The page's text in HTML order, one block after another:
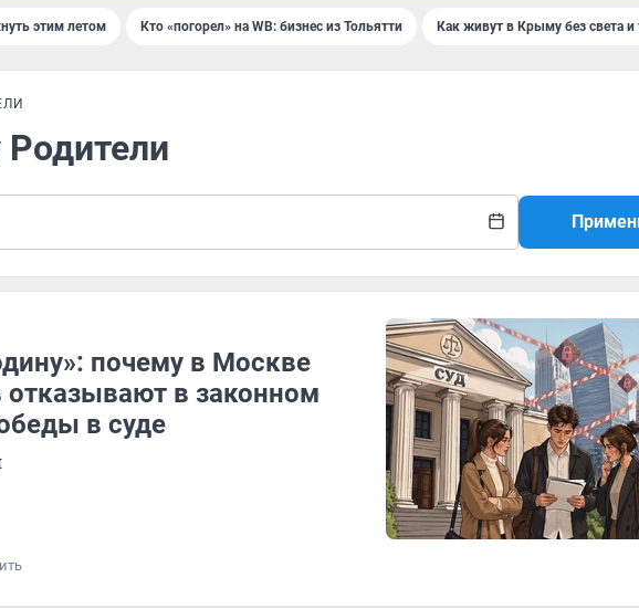
этим летом Кто «погорел» на WB: бизнес из Тольятти Как живут в Крыму без света и
Родители
почему в Москве
отказывают в законном
в суде